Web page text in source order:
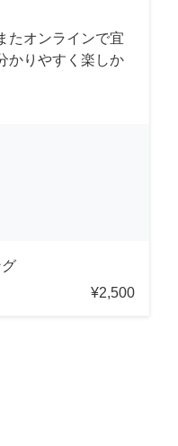
たオンラインで宜
かりやすく楽しか
¥2,500